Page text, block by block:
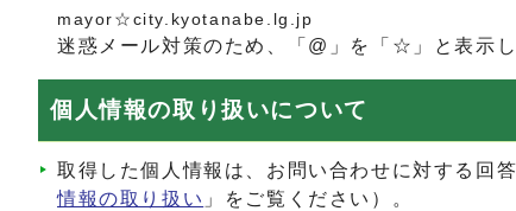
mayor☆city.kyotanabe.lg.jp
迷惑メール対策のため、「@」を「☆」と表示
個人情報の取り扱いについて
取得した個人情報は、お問い合わせに対する回
情報の取り扱い 」をご覧ください）。